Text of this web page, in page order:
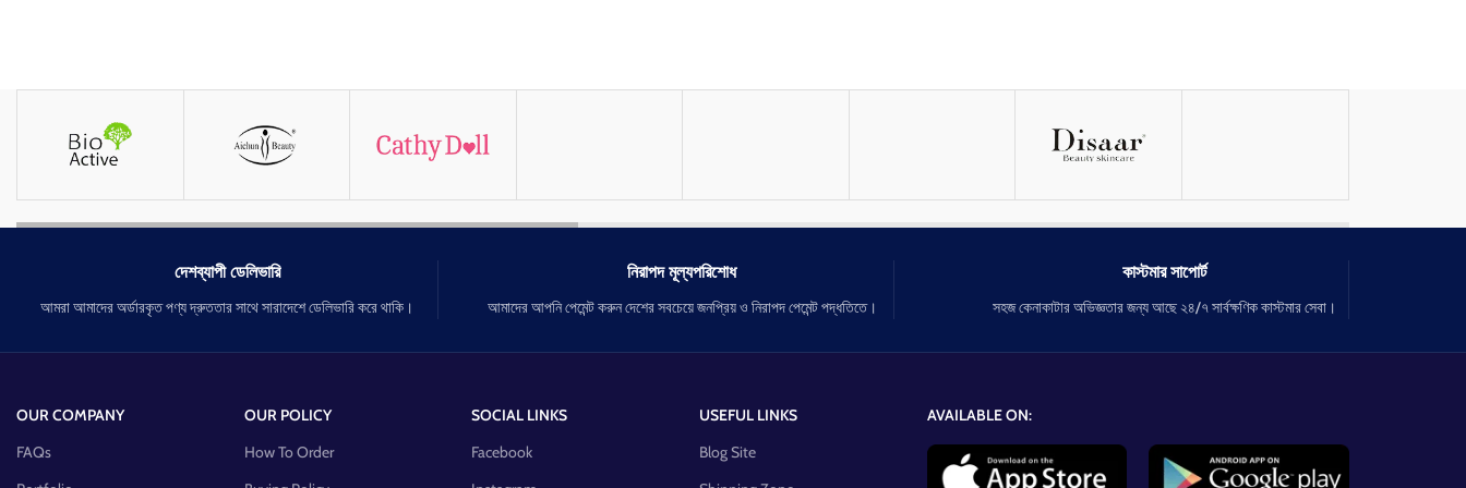
দেশব্যাপী ডেলিভারি
আমরা আমাদের অর্ডারকৃত পণ্য দ্রুততার সাথে সারাদেশে ডেলিভারি করে থাকি।
নিরাপদ মূল্যপরিশোধ
আমাদের আপনি পেমেন্ট করুন দেশের সবচেয়ে জনপ্রিয় ও নিরাপদ পেমেন্ট পদ্ধতিতে।
কাস্টমার সাপোর্ট
সহজ কেনাকাটার অভিজ্ঞতার জন্য আছে ২৪/৭ সার্বক্ষণিক কাস্টমার সেবা।
OUR COMPANY
FAQs
OUR POLICY
How To Order
SOCIAL LINKS
Facebook
USEFUL LINKS
Blog Site
AVAILABLE ON: